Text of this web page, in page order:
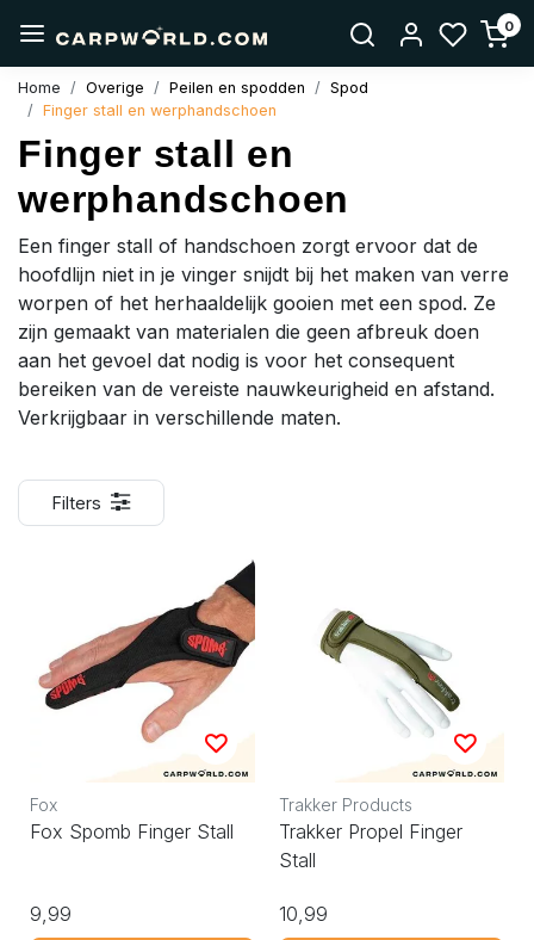
0
Home Overige Peilen en spodden
Spod
Finger stall en werphandschoen
Finger stall en
werphandschoen
Een finger stall of handschoen zorgt ervoor dat de
hoofdlijn niet in je vinger snijdt bij het maken van verre
worpen of het herhaaldelijk gooien met een spod. Ze
zijn gemaakt van materialen die geen afbreuk doen
aan het gevoel dat nodig is voor het consequent
bereiken van de vereiste nauwkeurigheid en afstand.
Verkrijgbaar in verschillende maten.
Filters
Fox
Fox Spomb Finger Stall
9,99
Trakker Products
Trakker Propel Finger
Stall
10,99